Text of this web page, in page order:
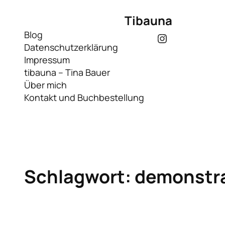
springen
Tibauna
Blog
Datenschutzerklärung
Impressum
tibauna – Tina Bauer
Über mich
Kontakt und Buchbestellung
Instagram
Schlagwort: